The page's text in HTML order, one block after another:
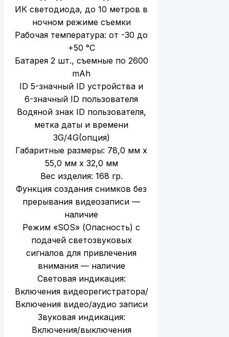
ИК светодиода, до 10 метров в
ночном режиме съемки
Рабочая температура: от -30 до
+50 °С
Батарея 2 шт., съемные по 2600
mAh
ID 5-значный ID устройства и
6-значный ID пользователя
Водяной знак ID пользователя,
метка даты и времени
3G/4G(опция)
Габаритные размеры: 78,0 мм х
55,0 мм х 32,0 мм
Вес изделия: 168 гр.
Функция создания снимков без
прерывания видеозаписи —
наличие
Режим «SOS» (Опасность) с
подачей светозвуковых
сигналов для привлечения
внимания — наличие
Световая индикация:
Включения видеорегистратора/
Включения видео/аудио записи
Звуковая индикация:
Включения/выключения